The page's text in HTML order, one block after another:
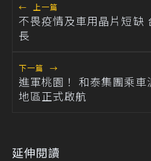
← 上一篇
不畏疫情及車用晶片短缺
長
下一篇 →
進軍桃園！ 和泰集團乘
地區正式啟航
延伸閱讀